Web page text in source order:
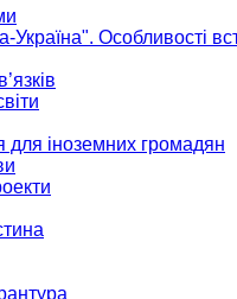
Україна". Особливості
для іноземних громадян